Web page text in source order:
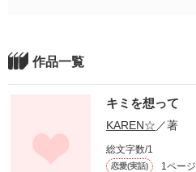
作品一覧
キミを想って
KAREN☆ ／著
総文字数/1
恋愛(実話) 1ページ